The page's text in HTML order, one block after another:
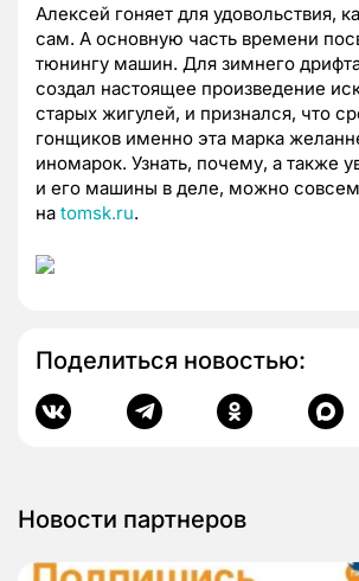
Алексей гоняет для удовольствия,
сам. А основную часть времени
тюнингу машин. Для зимнего
создал настоящее произведение
старых жигулей, и признался, что
гонщиков именно эта марка
иномарок. Узнать, почему, а также
и его машины в деле, можно совсем
на tomsk.ru.
Поделиться новостью:
Новости партнеров